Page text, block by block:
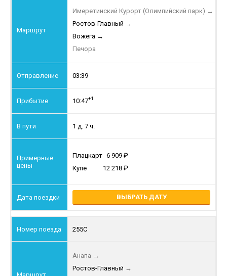
Имеретинский Курорт (Олимпийский парк) →
Ростов-Главный →
Вожега →
Печора
03:39
10:47+1
1 д. 7 ч.
Плацкарт 6 909
Купе
12 218
ВЫБРАТЬ ДАТУ
255С
Анапа →
Ростов-Главный →